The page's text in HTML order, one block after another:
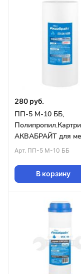
280 руб.
ПП-5 М-10 ББ,
АКВАБРАЙТ для
очистки воды,
Арт. ПП-5 М-10 ББ
В корзину